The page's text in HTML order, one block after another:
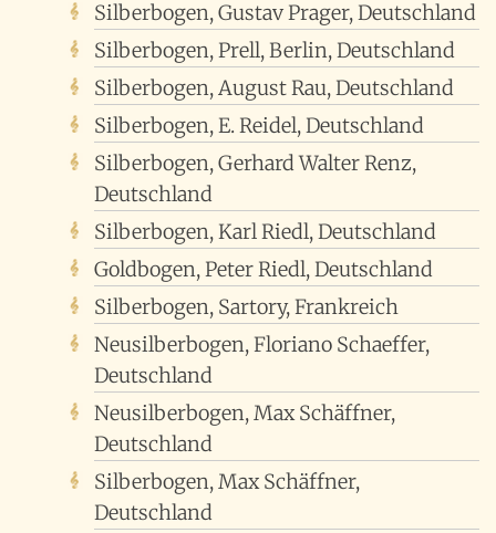
Silberbogen, Gustav Prager, Deutschland
Silberbogen, Prell, Berlin, Deutschland
Silberbogen, August Rau, Deutschland
Silberbogen, E. Reidel, Deutschland
Silberbogen, Gerhard Walter Renz,
Deutschland
Silberbogen, Karl Riedl, Deutschland
Goldbogen, Peter Riedl, Deutschland
Silberbogen, Sartory, Frankreich
Neusilberbogen, Floriano Schaeffer,
Deutschland
Neusilberbogen, Max Schäffner,
Deutschland
Silberbogen, Max Schäffner,
Deutschland